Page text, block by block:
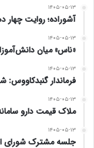
۱۴۰۵-۰۵-۱۳
آشوراده؛ روایت
۱۴۰۵-۰۵-۱۳
«ناس» میان
۱۴۰۵-۰۵-۱۳
فرماندار
۱۴۰۵-۰۵-۱۳
ملاک قیمت دارو
۱۴۰۵-۰۵-۱۳
جلسه مشترک شورای